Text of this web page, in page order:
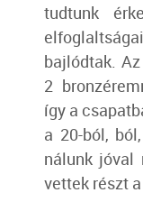
tudtunk
bajlódtak.
2
így a
a 20-ból,
nálunk jóval
vettek részt